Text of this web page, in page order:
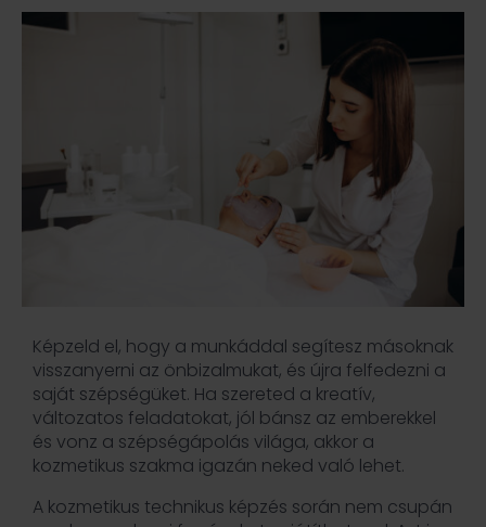
Képzeld el, hogy a munkáddal segítesz másoknak
visszanyerni az önbizalmukat, és újra felfedezni a
saját szépségüket. Ha szereted a kreatív,
változatos feladatokat, jól bánsz az emberekkel
és vonz a szépségápolás világa, akkor a
kozmetikus szakma igazán neked való lehet.
A kozmetikus technikus képzés során nem csupán